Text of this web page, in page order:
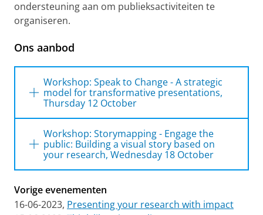
ondersteuning aan om publieksactiviteiten te
organiseren.
Ons aanbod
Workshop: Speak to Change - A strategic
model for transformative presentations,
Thursday 12 October
Workshop: Speak to Change -
A strategic model for
transformative presentations
Bladergroenzaal, University of Groningen
Library
Workshop: Storymapping - Engage the
public: Building a visual story based on
your research, Wednesday 18 October
Engage the public: Building a
visual story based on your
Vorige evenementen
16-06-2023, Presenting your research with impact